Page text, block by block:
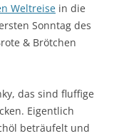
Weltreise in die
Sonntag des
& Brötchen
das sind fluffige
Eigentlich
beträufelt und